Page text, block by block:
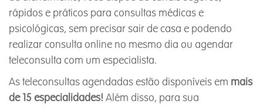
rápidos e práticos para consultas médicas e
psicológicas, sem precisar sair de casa e podendo
realizar consulta online no mesmo dia ou agendar
teleconsulta com um especialista.
As teleconsultas agendadas estão disponíveis em mais
de 15 especialidades! Além disso, para sua